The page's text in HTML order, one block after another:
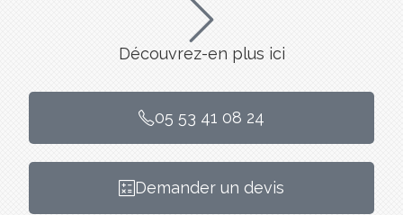
Découvrez-en plus ici
05 53 41 08 24
Demander un devis